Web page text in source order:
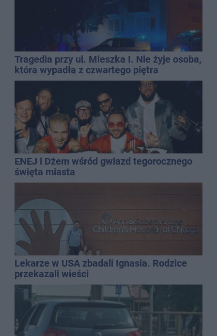
Tragedia przy ul. Mieszka I. Nie żyje osoba,
która wypadła z czwartego piętra
ENEJ i Dżem wśród gwiazd tegorocznego
święta miasta
Lekarze w USA zbadali Ignasia. Rodzice
przekazali wieści